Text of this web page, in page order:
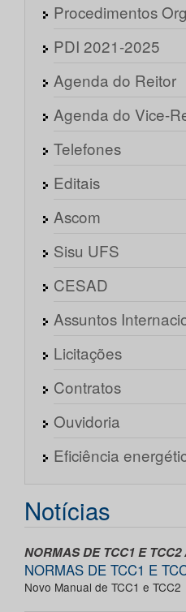
Procedimentos
PDI 2021-2025
Agenda do Reitor
Agenda do Vice-
Telefones
Editais
Ascom
Sisu UFS
CESAD
Assuntos
Licitações
Contratos
Ouvidoria
Eficiência
Notícias
NORMAS DE TCC1 E
NORMAS DE TCC1 E
Novo Manual de TCC1 e TCC2